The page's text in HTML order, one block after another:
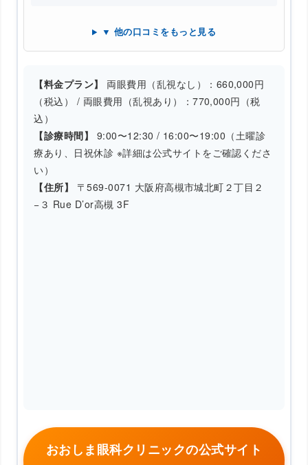
▼ 他の口コミをもっと見る
【料金プラン】
両眼費用（乱視なし）：660,000円
（税込） / 両眼費用（乱視あり）：770,000円（税
込）
【診療時間】
9:00〜12:30 / 16:00〜19:00（土曜診
療あり、日祝休診 ※詳細は公式サイトをご確認くださ
い）
【住所】
〒569-0071 大阪府高槻市城北町２丁目２
−３ Rue D’or高槻 3F
おおしま眼科クリニックの公式サイト